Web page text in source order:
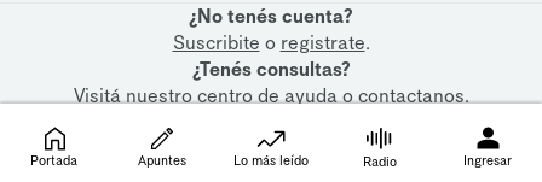
¿No tenés cuenta?
Suscribite o registrate.
¿Tenés consultas?
Visitá nuestrocentro de ayudaocontactanos.
Portada Apuntes Lo más leído Radio Ingresar